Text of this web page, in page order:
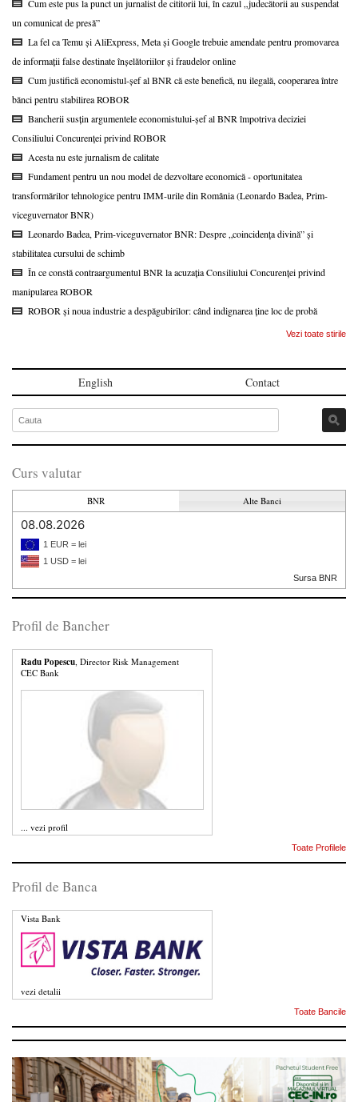
Cum este pus la punct un jurnalist de cititorii lui, în cazul „judecătorii au suspendat
un comunicat de presă”
La fel ca Temu și AliExpress, Meta și Google trebuie amendate pentru promovarea
de informații false destinate înșelătoriilor și fraudelor online
Cum justifică economistul-șef al BNR că este benefică, nu ilegală, cooperarea între
bănci pentru stabilirea ROBOR
Bancherii susțin argumentele economistului-șef al BNR împotriva deciziei
Consiliului Concurenței privind ROBOR
Acesta nu este jurnalism de calitate
Fundament pentru un nou model de dezvoltare economică - oportunitatea
transformărilor tehnologice pentru IMM-urile din România (Leonardo Badea, Prim-
viceguvernator BNR)
Leonardo Badea, Prim-viceguvernator BNR: Despre „coincidența divină” și
stabilitatea cursului de schimb
În ce constă contraargumentul BNR la acuzația Consiliului Concurenței privind
manipularea ROBOR
ROBOR și noua industrie a despăgubirilor: când indignarea ține loc de probă
Vezi toate stirile
English Contact
Curs valutar
BNR Alte Banci
08.08.2026
1 EUR = lei
1 USD = lei
Sursa BNR
Profil de Bancher
Radu Popescu, Director Risk Management
CEC Bank
... vezi profil
Toate Profilele
Profil de Banca
Vista Bank
vezi detalii
Toate Bancile